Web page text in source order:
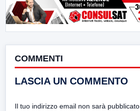
COMMENTI
LASCIA UN COMMENTO
Il tuo indirizzo email non sarà pubblicato.